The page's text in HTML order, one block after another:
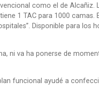
como el de Alcañiz.
1 TAC para 1000 camas.
Disponible para los
ni va ha ponerse de
funcional ayudé a